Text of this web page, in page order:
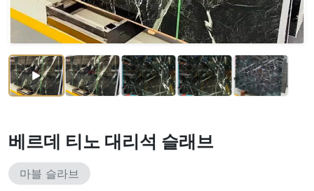
베르데 티노 대리석 슬래브
마블 슬라브